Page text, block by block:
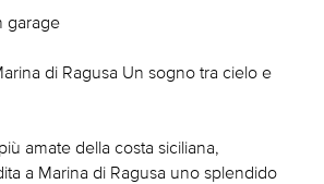
garage
di Ragusa Un sogno tra cielo e
amate della costa siciliana,
a Marina di Ragusa uno splendido